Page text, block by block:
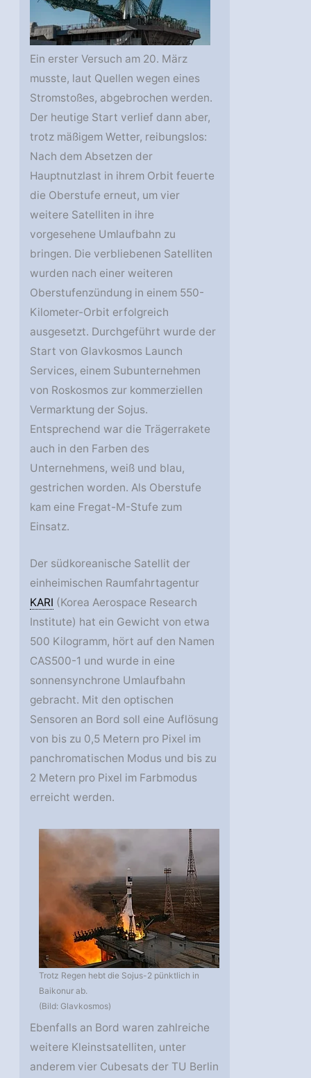
Ein erster Versuch am 20. März
musste, laut Quellen wegen eines
Stromstoßes, abgebrochen werden.
Der heutige Start verlief dann aber,
trotz mäßigem Wetter, reibungslos:
Nach dem Absetzen der
Hauptnutzlast in ihrem Orbit feuerte
die Oberstufe erneut, um vier
weitere Satelliten in ihre
vorgesehene Umlaufbahn zu
bringen. Die verbliebenen Satelliten
wurden nach einer weiteren
Oberstufenzündung in einem 550-
Kilometer-Orbit erfolgreich
ausgesetzt. Durchgeführt wurde der
Start von Glavkosmos Launch
Services, einem Subunternehmen
von Roskosmos zur kommerziellen
Vermarktung der Sojus.
Entsprechend war die Trägerrakete
auch in den Farben des
Unternehmens, weiß und blau,
gestrichen worden. Als Oberstufe
kam eine Fregat-M-Stufe zum
Einsatz.
Der südkoreanische Satellit der
einheimischen Raumfahrtagentur
KARI (Korea Aerospace Research
Institute) hat ein Gewicht von etwa
500 Kilogramm, hört auf den Namen
CAS500-1 und wurde in eine
sonnensynchrone Umlaufbahn
gebracht. Mit den optischen
Sensoren an Bord soll eine Auflösung
von bis zu 0,5 Metern pro Pixel im
panchromatischen Modus und bis zu
2 Metern pro Pixel im Farbmodus
erreicht werden.
Trotz Regen hebt die Sojus-2 pünktlich in
Baikonur ab.
(Bild: Glavkosmos)
Ebenfalls an Bord waren zahlreiche
weitere Kleinstsatelliten, unter
anderem vier Cubesats der TU Berlin